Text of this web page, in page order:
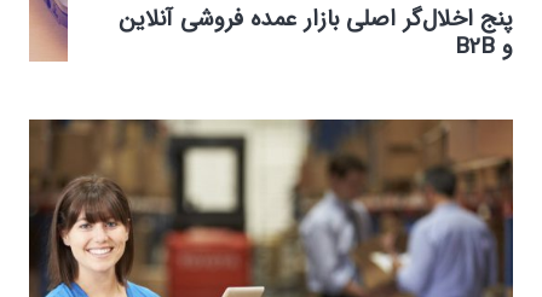
پنج اخلال‌گر اصلی بازار عمده فروشی آنلاین
و B2B